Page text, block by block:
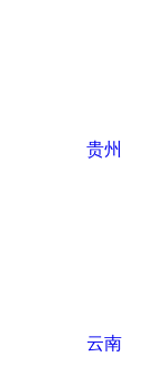
贵州
云南